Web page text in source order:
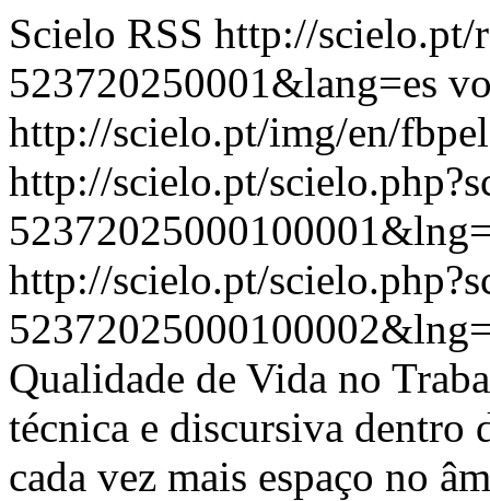
Scielo RSS http://scielo.pt/
523720250001&lang=es
http://scielo.pt/img/en/
http://scielo.pt/
http://scielo.pt/
Qualidade de Vida no
técnica e discursiva dentro
cada vez mais espaço no